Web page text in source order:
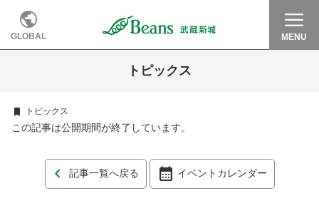
GLOBAL MENU
トピックス
トピックス
この記事は公開期間が終了しています。
記事一覧へ戻る イベントカレンダー